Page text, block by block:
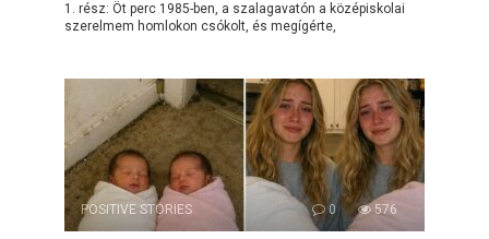
1. rész: Öt perc 1985-ben, a szalagavatón a középiskolai
szerelmem homlokon csókolt, és megígérte,
POSITIVE STORIES 0 576